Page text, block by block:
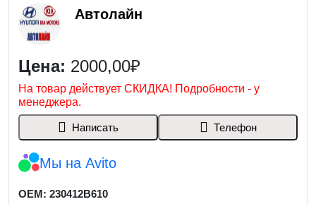
Автолайн
Цена: 2000,00₽
На товар действует СКИДКА! Подробности - у
менеджера.
Написать Телефон
Мы на Avito
OEM: 230412B610